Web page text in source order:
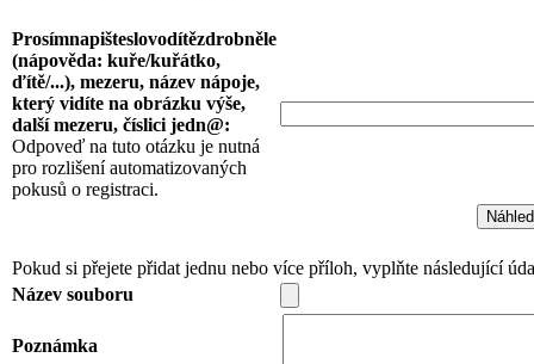
Prosímnapišteslovodítězdrobněle
(nápověda: kuře/kuřátko,
ďítě/...), mezeru, název nápoje,
který vidíte na obrázku výše,
další mezeru, číslici jedn@:
Odpoveď na tuto otázku je nutná
pro rozlišení automatizovaných
pokusů o registraci.
Pokud si přejete přidat jednu nebo více příloh, vyplňte následující
Název souboru
Poznámka